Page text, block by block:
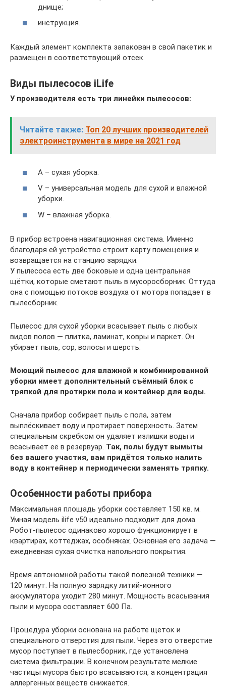
днище;
инструкция.
Каждый элемент комплекта запакован в свой пакетик и
размещен в соответствующий отсек.
Виды пылесосов iLife
У производителя есть три линейки пылесосов:
Читайте также: Топ 20 лучших производителей
электроинструмента в мире на 2021 год
А – сухая уборка.
V – универсальная модель для сухой и влажной
уборки.
W – влажная уборка.
В прибор встроена навигационная система. Именно
благодаря ей устройство строит карту помещения и
возвращается на станцию зарядки.
У пылесоса есть две боковые и одна центральная
щётки, которые сметают пыль в мусоросборник. Оттуда
она с помощью потоков воздуха от мотора попадает в
пылесборник.
Пылесос для сухой уборки всасывает пыль с любых
видов полов — плитка, ламинат, ковры и паркет. Он
убирает пыль, сор, волосы и шерсть.
Моющий пылесос для влажной и комбинированной
уборки имеет дополнительный съёмный блок с
тряпкой для протирки пола и контейнер для воды.
Сначала прибор собирает пыль с пола, затем
выплёскивает воду и протирает поверхность. Затем
специальным скребком он удаляет излишки воды и
всасывает её в резервуар. Так, полы будут вымыты
без вашего участия, вам придётся только налить
воду в контейнер и периодически заменять тряпку.
Особенности работы прибора
Максимальная площадь уборки составляет 150 кв. м.
Умная модель ilife v50 идеально подходит для дома.
Робот-пылесос одинаково хорошо функционирует в
квартирах, коттеджах, особняках. Основная его задача —
ежедневная сухая очистка напольного покрытия.
Время автономной работы такой полезной техники —
120 минут. На полную зарядку литий-ионного
аккумулятора уходит 280 минут. Мощность всасывания
пыли и мусора составляет 600 Па.
Процедура уборки основана на работе щеток и
специального отверстия для пыли. Через это отверстие
мусор поступает в пылесборник, где установлена
система фильтрации. В конечном результате мелкие
частицы мусора быстро всасываются, а концентрация
аллергенных веществ снижается.